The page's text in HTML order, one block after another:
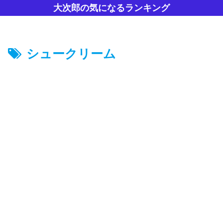
大次郎の気になるランキング
シュークリーム